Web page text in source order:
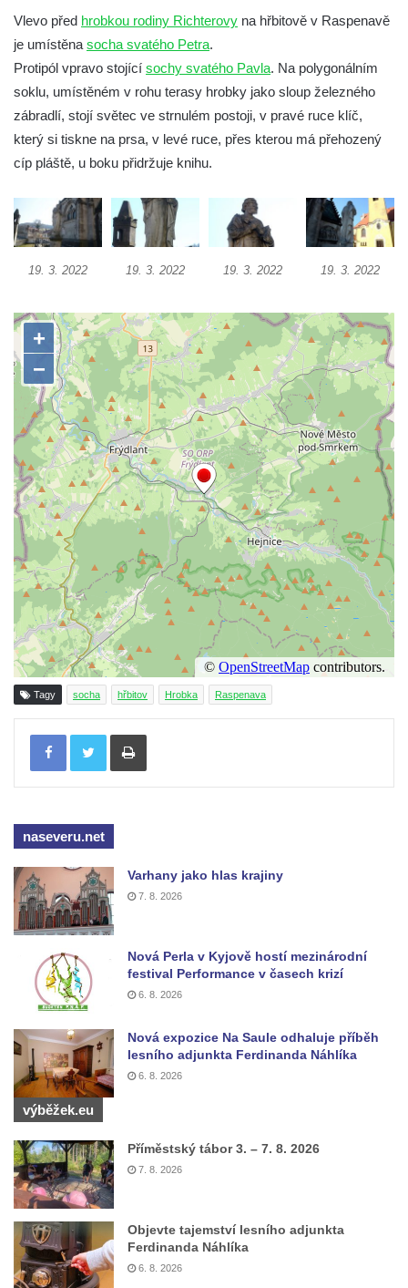
Socha Smilodon v ZOO Hluboká
Socha Veledaněk v ZOO Hluboká
Socha Plejtvák obrovský v ZOO Hluboká
Socha Medvěd jeskynní v ZOO Hluboká
Socha Mamutí lebka v ZOO Hluboká
Socha Mamut srstnatý v ZOO Hluboká
Socha Orel v ZOO Hluboká
Socha Lišky v ZOO Hluboká
Socha Kudlanka v ZOO Hluboká
Socha Vlčice s mládětem v ZOO Hluboká
Socha Rys číhající na srnu v ZOO Hluboká
Socha Orlice v ZOO Hluboká
Socha Tygr v ZOO Hluboká
Socha Želva v ZOO Hluboká
Socha Kozorožec horský v ZOO Hluboká
Socha Včela v ZOO Hluboká
Socha Housenka v ZOO Hluboká
Socha Nosorožík v ZOO Hluboká
Socha Rosomák v ZOO Hluboká
Socha Beruška v ZOO Hluboká
Socha Vážka v ZOO Hluboká
Socha Volavka v ZOO Hluboká
Flamingo trůn v ZOO Hluboká
Lavička Kůň Převalského v ZOO Hluboká
Socha Opičákovník v ZOO Hluboká
Socha Roháč v ZOO Hluboká
Socha Mystik v ZOO Hluboká
Reliéf Rodina a práce na budově záložny
čp. 69/1 v Českých Budějovicích
Socha Jana Valeria Jirsíka u Černé věže v
Českých Budějovicích
Socha Krista klesajícího pod křížem u
kostela svatého Mikuláše v Českých
Budějovicích
Socha svatého Jana Nepomuckého u
Budějovicích
Socha S tebou v parku na Senovážném
náměstí v Českých Budějovicích
Socha Tornádo v parku na Senovážném
náměstí v Českých Budějovicích
Vlevo před hrobkou rodiny Richterovy na hřbitově v Raspenavě
je umístěna socha svatého Petra.
Protipól vpravo stojící sochy svatého Pavla. Na polygonálním
soklu, umístěném v rohu terasy hrobky jako sloup železného
zábradlí, stojí světec ve strnulém postoji, v pravé ruce klíč,
který si tiskne na prsa, v levé ruce, přes kterou má přehozený
cíp pláště, u boku přidržuje knihu.
19. 3. 2022 19. 3. 2022 19. 3. 2022 19. 3. 2022
Tagy socha hřbitov Hrobka Raspenava
Tisknout
naseveru.net
Varhany jako hlas krajiny
7. 8. 2026
Nová Perla v Kyjově hostí mezinárodní
festival Performance v časech krizí
6. 8. 2026
Nová expozice Na Saule odhaluje příběh
lesního adjunkta Ferdinanda Náhlíka
6. 8. 2026
výběžek.eu
Příměstský tábor 3. – 7. 8. 2026
7. 8. 2026
Objevte tajemství lesního adjunkta
Ferdinanda Náhlíka
6. 8. 2026